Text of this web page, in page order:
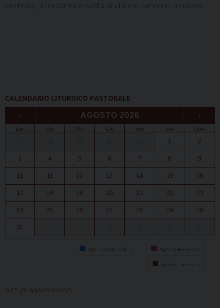
celebrata, si trasforma in scelta di vita e in cammino condiviso.
CALENDARIO LITURGICO PASTORALE
‹ AGOSTO 2026 ›
Lun Mar Mer Gio Ven Sab Dom
1 2
3 4 5 6 7 8 9
10 11 12 13 14 15 16
17 18 19 20 21 22 23
24 25 26 27 28 29 30
31
Agenda degli uffici Agenda del vescovo
Agenda diocesana
tutti gli appuntamenti...